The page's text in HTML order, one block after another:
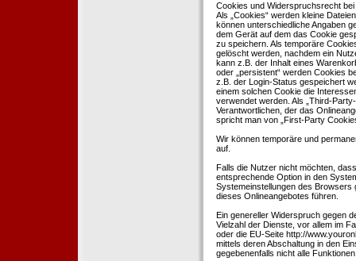
Cookies und Widerspruchsrecht
Als „Cookies“ werden kleine
können unterschiedliche Angaben
dem Gerät auf dem das Cookie
zu speichern. Als temporäre
gelöscht werden, nachdem ein
kann z.B. der Inhalt eines
oder „persistent“ werden Cookies
z.B. der Login-Status gespeichert
einem solchen Cookie die
verwendet werden. Als „Third-
Verantwortlichen, der das
spricht man von „First-Party
Wir können temporäre und
auf.
Falls die Nutzer nicht möchten,
entsprechende Option in den
Systemeinstellungen des
dieses Onlineangebotes führen.
Ein genereller Widerspruch gegen
Vielzahl der Dienste, vor allem im
oder die EU-Seite http://
mittels deren Abschaltung in den
gegebenenfalls nicht alle